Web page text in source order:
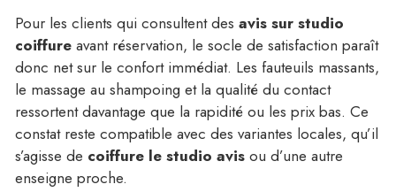
Pour les clients qui consultent des avis sur studio
coiffure avant réservation, le socle de satisfaction paraît
donc net sur le confort immédiat. Les fauteuils massants,
le massage au shampoing et la qualité du contact
ressortent davantage que la rapidité ou les prix bas. Ce
constat reste compatible avec des variantes locales, qu’il
s’agisse de coiffure le studio avis ou d’une autre
enseigne proche.